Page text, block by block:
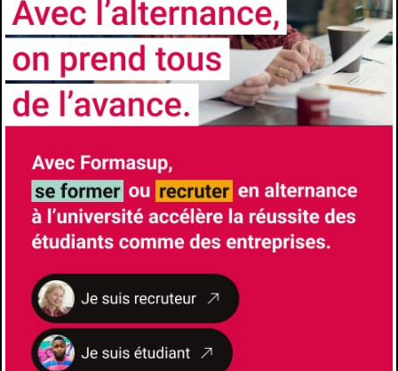
à l’issue du diplôme- Diplôme Universitaires
reconnus et visés par l’État
CONTACTS
Université
Faculté/Institut/Ecole
EUR ODYSSEE - Sciences de la Société et de
l'Environnement